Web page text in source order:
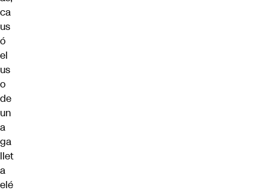
ca
us
ó
el
us
o
de
un
a
ga
llet
a
elé